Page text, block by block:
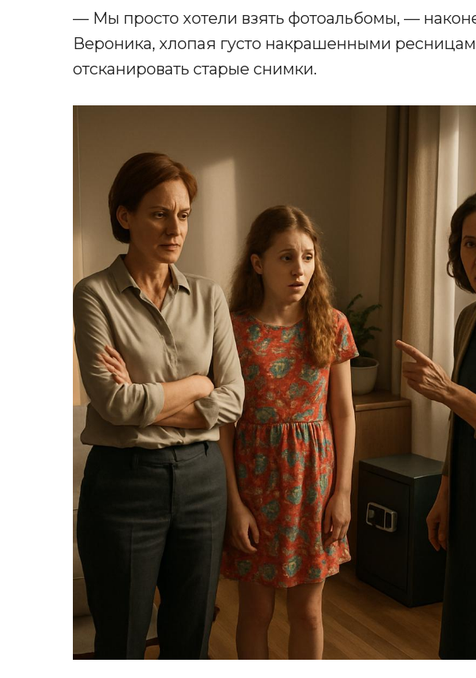
— Мы просто хотели взять фотоальбомы, —
Вероника, хлопая густо накрашенными
отсканировать старые снимки.